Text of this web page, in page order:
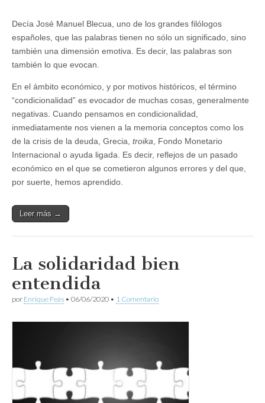
Decía José Manuel Blecua, uno de los grandes filólogos
españoles, que las palabras tienen no sólo un significado, sino
también una dimensión emotiva. Es decir, las palabras son
también lo que evocan.
En el ámbito económico, y por motivos históricos, el término
“condicionalidad” es evocador de muchas cosas, generalmente
negativas. Cuando pensamos en condicionalidad,
inmediatamente nos vienen a la memoria conceptos como los
de la crisis de la deuda, Grecia, troika , Fondo Monetario
Internacional o ayuda ligada. Es decir, reflejos de un pasado
económico en el que se cometieron algunos errores y del que,
por suerte, hemos aprendido.
Leer más →
La solidaridad bien
entendida
por Enrique Feás • 06/06/2020 • 1 Comentario